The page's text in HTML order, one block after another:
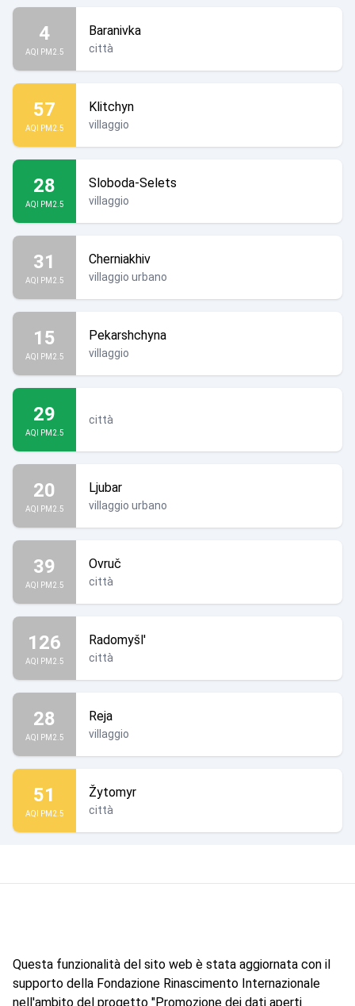
4
AQI PM2.5
Baranivka
città
57
AQI PM2.5
Klitchyn
villaggio
28
AQI PM2.5
Sloboda-Selets
villaggio
31
AQI PM2.5
Cherniakhiv
villaggio urbano
15
AQI PM2.5
Pekarshchyna
villaggio
29
AQI PM2.5
città
20
AQI PM2.5
Ljubar
villaggio urbano
39
AQI PM2.5
Ovruč
città
126
AQI PM2.5
Radomyšl'
città
28
AQI PM2.5
Reja
villaggio
51
AQI PM2.5
Žytomyr
città
Questa funzionalità del sito web è stata aggiornata con il
supporto della Fondazione Rinascimento Internazionale
nell'ambito del progetto "Promozione dei dati aperti